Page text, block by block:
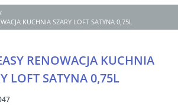
KUCHNIA SZARY LOFT SATYNA 0,75L
RENOWACJA KUCHNIA
LOFT SATYNA 0,75L